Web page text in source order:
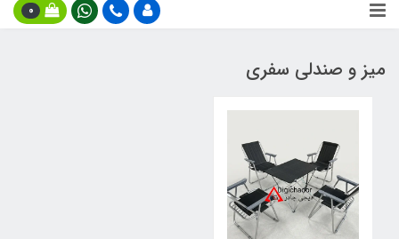
0
میز و صندلی سفری